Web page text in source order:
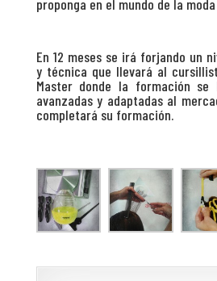
proponga en el mundo de la
En 12 meses se irá forjando un
y técnica que llevará al
Master donde la formación se
avanzadas y adaptadas al
completará su formación.